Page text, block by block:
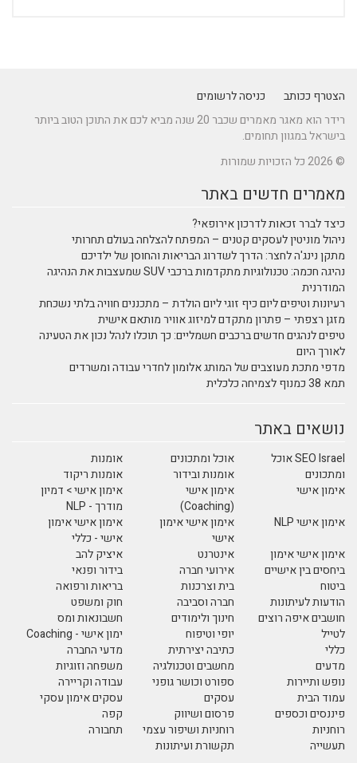
הצטרף ככותב
כניסה לרשומים
רידר הוא מאגר מאמרים שכבר 20 שנה מביא לכם את התוכן הטוב ביותר
בישראל במגוון תחומים.
© 2026 כל הזכויות שמורות
מאמרים חדשים באתר
כיצד לברר זכאות לדרכון אירופאי?
ניהול מוניטין לעסקים קטנים – המפתח להצלחה בעולם תחרותי
מתקן נינג'ה לחצר: הדרך לשדרוג הבריאות והחוסן של ילדיכם
נהיגה חכמה: טכנולוגיות מתקדמות ברכבי SUV שמעצבות את הנהיגה
המודרנית
רעיונות וטיפים ליום כיף זוגי ליום הולדת – מתכננים חוויה בלתי נשכחת
מזגן רצפתי – פתרון מתקדם למיזוג אוויר מותאם אישית
טיפים לנהגים חדשים ברכבים חשמליים: כך תוכלו לנהל נכון את הטעינה
לאורך היום
מדפי מתכת מעוצבים של המותג אלומון לחדרי עבודה ומשרדים
תמא 38 כמנוף לצמיחה כלכלית
נושאים באתר
SEO Israel אוכל
ומתכונים
אוכל ומתכונים
אומנות
אומנות ובידור
אומנות ריקוד
אימון אישי
אימון אישי
(Coaching)
אימון אישי > דמיון
מודרך - NLP
אימון אישי NLP
אימון אישי אימון
אישי
אימון אישי אימון
אישי - כללי
אימון אישי אימון
ביחסים בין אישיים
אינטרנט
איציק להב
אירועי חברה
בידור ופנאי
ביטוח
בית וצרכנות
בריאות ורפואה
הודעות לעיתונות
חברה וסביבה
חוק ומשפט
חושבים איפה רוצים
לטייל
חינוך ולימודים
חשבונאות ומס
יופי וטיפוח
ימון אישי - Coaching
כללי
כתיבה יצירתית
מדעי החברה
מדעים
מחשבים וטכנולגיה
משפחה וזוגיות
נופש ותיירות
ספורט וכושר גופני
עבודה וקריירה
עמוד הבית
עסקים
עסקים אימון עסקי
פיננסים וכספים
פרסום ושיווק
קפה
רוחניות
רוחניות ושיפור עצמי
תחבורה
תעשייה
תקשורת ועיתונות